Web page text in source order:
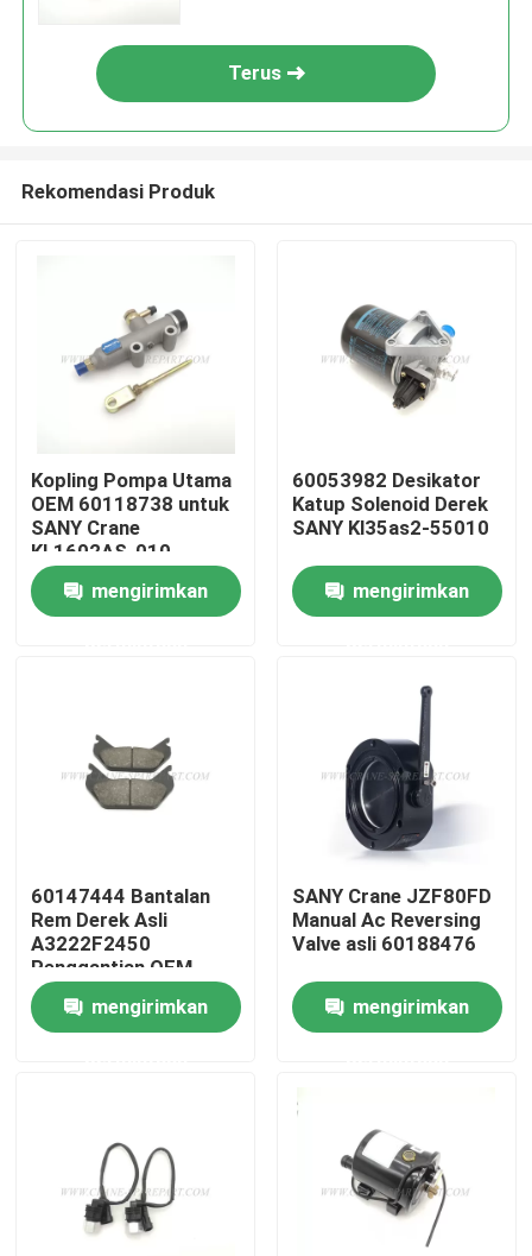
Rumah
Wisata pabrik
Hubungi kami
Berita
Suku cadang derek
Suku Cadang Listrik Derek
Terus
Rekomendasi Produk
Kopling Pompa Utama
OEM 60118738 untuk
SANY Crane
KL1602AS-010
mengirimkan
60053982 Desikator
Katup Solenoid Derek
SANY Kl35as2-55010
mengirimkan
60147444 Bantalan
Rem Derek Asli
A3222F2450
Penggantian OEM
mengirimkan
SANY Crane JZF80FD
Manual Ac Reversing
Valve asli 60188476
mengirimkan